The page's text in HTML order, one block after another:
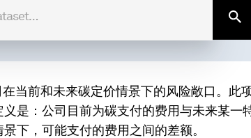
当前和未来碳定价情景下的风险敞口。此
是：公司目前为碳支付的费用与未来某一
下，可能支付的费用之间的差额。